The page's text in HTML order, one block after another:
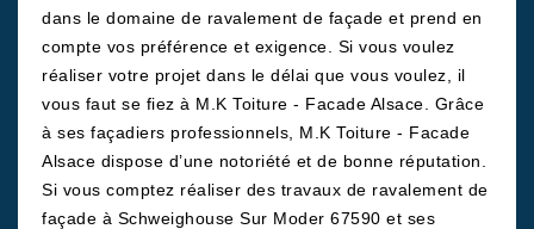
dans le domaine de ravalement de façade et prend en
compte vos préférence et exigence. Si vous voulez
réaliser votre projet dans le délai que vous voulez, il
vous faut se fiez à M.K Toiture - Facade Alsace. Grâce
à ses façadiers professionnels, M.K Toiture - Facade
Alsace dispose d’une notoriété et de bonne réputation.
Si vous comptez réaliser des travaux de ravalement de
façade à Schweighouse Sur Moder 67590 et ses